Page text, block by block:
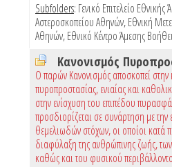
Subfolders: Γενικό Επιτελείο Εθνικής
Αστεροσκοπείου Αθηνών,Εθνική
Αθηνών,Εθνικό Κέντρο Άμεσης
Ο παρών Κανονισμός αποσκοπεί στην
πυροπροστασίας, ενιαίας και
στην ενίσχυση του επιπέδου
προσδιορίζεται σε συνάρτηση με την
θεμελιωδών στόχων, οι οποίοι κατά
διαφύλαξη της ανθρώπινης ζωής,
καθώς και του φυσικού